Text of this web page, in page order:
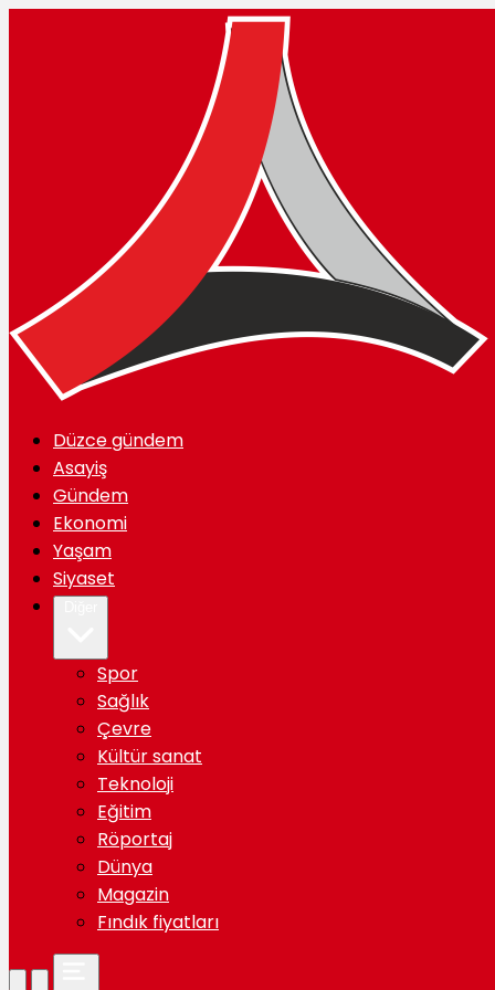
Düzce gündem
Asayiş
Gündem
Ekonomi
Yaşam
Siyaset
Spor
Sağlık
Çevre
Kültür sanat
Teknoloji
Eğitim
Röportaj
Dünya
Magazin
Fındık fiyatları